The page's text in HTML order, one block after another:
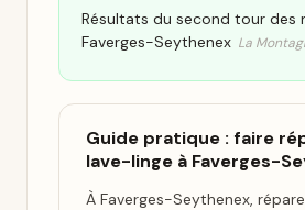
Résultats du second tour des
Faverges-Seythenex La
Guide pratique : faire
lave-linge à Faverges-
À Faverges-Seythenex,